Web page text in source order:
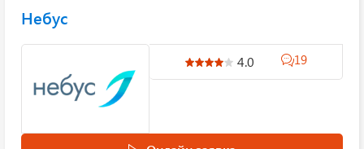
Небус
4.0 19